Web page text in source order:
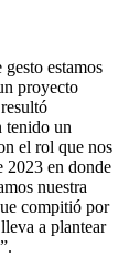
estamos
proyecto
tenido un
el rol que nos
2023 en donde
nuestra
compitió por
a plantear